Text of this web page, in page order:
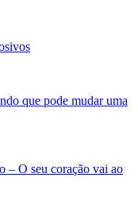
que pode mudar uma
– O seu coração vai ao